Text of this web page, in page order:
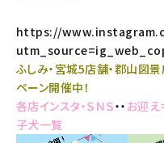
https://
ふしみ・宮城5店舗・郡山図
ペーン開催中！
各店インスタ・ＳＮＳ・・ お迎え
子犬一覧